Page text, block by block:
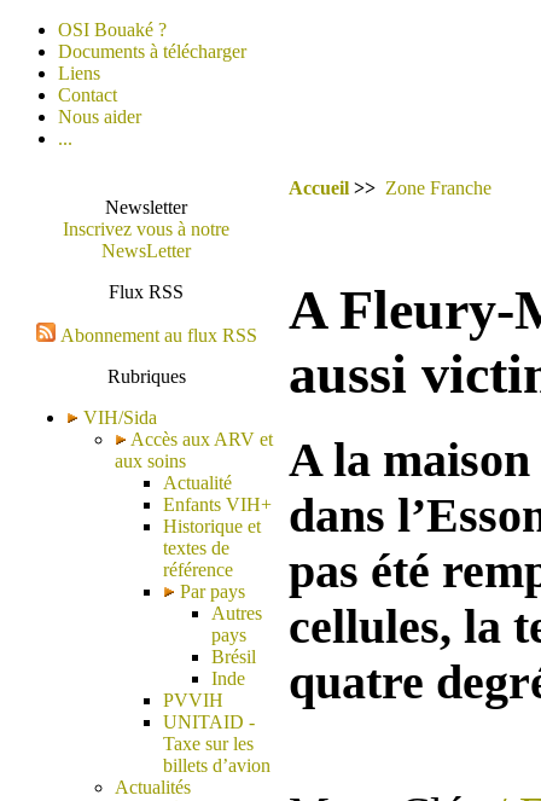
OSI Bouaké ?
Documents à télécharger
Liens
Contact
Nous aider
...
Newsletter
Inscrivez vous à notre
NewsLetter
Flux RSS
Abonnement au flux RSS
Rubriques
VIH/Sida
Accès aux ARV et
aux soins
Actualité
Enfants VIH+
Historique et
textes de
référence
Par pays
Autres
pays
Brésil
Inde
PVVIH
UNITAID -
Taxe sur les
billets d’avion
Actualités
Accueil >> Zone Franche
A Fleury-
aussi
A la
dans
pas été
cellules, la
quatre